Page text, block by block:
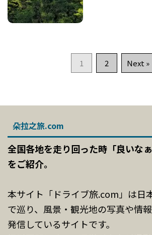
1 2 Next »
朵拉之旅.com
全国各地を走り回った時「良いな
をご紹介。
本サイト「ドライブ旅.com」は日
で巡り、風景・観光地の写真や情
発信しているサイトです。